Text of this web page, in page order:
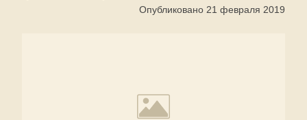
Опубликовано 21 февраля 2019